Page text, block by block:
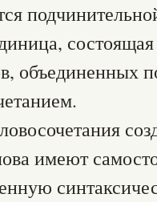
объединенных
имеют